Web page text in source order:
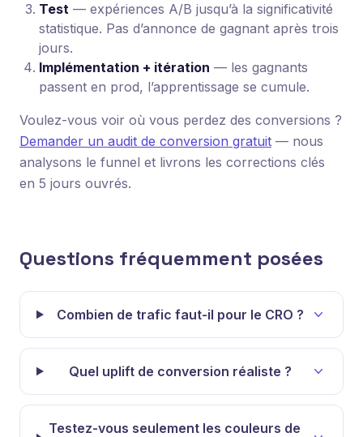
Test — expériences A/B jusqu’à la significativité
statistique. Pas d’annonce de gagnant après trois
jours.
Implémentation + itération — les gagnants
passent en prod, l’apprentissage se cumule.
Voulez-vous voir où vous perdez des conversions ?
Demander un audit de conversion gratuit — nous
analysons le funnel et livrons les corrections clés
en 5 jours ouvrés.
Questions fréquemment posées
Combien de trafic faut-il pour le CRO ?
Quel uplift de conversion réaliste ?
Testez-vous seulement les couleurs de